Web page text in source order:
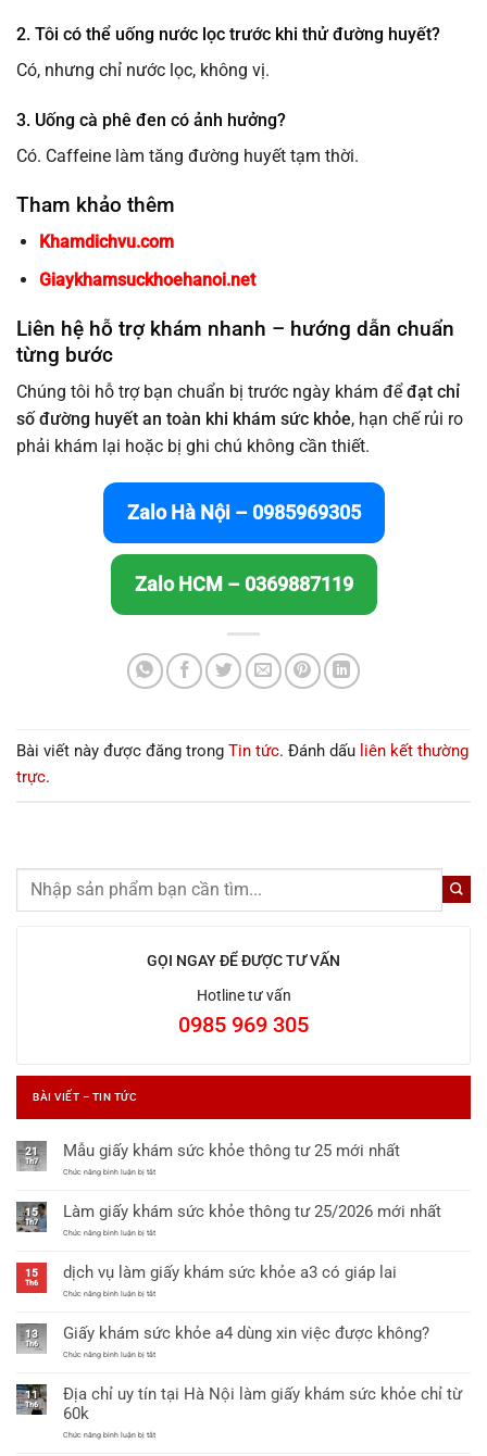
GỌI NGAY ĐỂ ĐƯỢC TƯ VẤN
Hotline tư vấn
0985 969 305
BÀI VIẾT – TIN TỨC
21
Th7
Mẫu giấy khám sức khỏe thông tư 25 mới nhất
Chức năng bình luận bị tắtở
khám
sức
khỏe
25
mới
nhất
15
Th7
Làm giấy khám sức khỏe thông tư 25/2026 mới nhất
Chức năng bình luận bị tắtở
khám
sức
khỏe
25/2026
mới
nhất
15
Th6
dịch vụ làm giấy khám sức khỏe a3 có giáp lai
Chức năng bình luận bị tắtở
làm
giấy
khám
a3
có
13
Th6
Giấy khám sức khỏe a4 dùng xin việc được không?
Chức năng bình luận bị tắtở
sức
khỏe
xin
11
Th6
Địa chỉ uy tín tại Hà Nội làm giấy khám sức khỏe chỉ từ
60k
Chức năng bình luận bị tắtở
2. Tôi có thể uống nước lọc trước khi thử đường huyết?
Có, nhưng chỉ nước lọc, không vị.
3. Uống cà phê đen có ảnh hưởng?
Có. Caffeine làm tăng đường huyết tạm thời.
Tham khảo thêm
Khamdichvu.com
Giaykhamsuckhoehanoi.net
Liên hệ hỗ trợ khám nhanh – hướng dẫn chuẩn
từng bước
Chúng tôi hỗ trợ bạn chuẩn bị trước ngày khám để đạt chỉ
số đường huyết an toàn khi khám sức khỏe, hạn chế rủi ro
phải khám lại hoặc bị ghi chú không cần thiết.
Zalo Hà Nội – 0985969305
Zalo HCM – 0369887119
Bài viết này được đăng trong Tin tức. Đánh dấu liên kết thường
trực.